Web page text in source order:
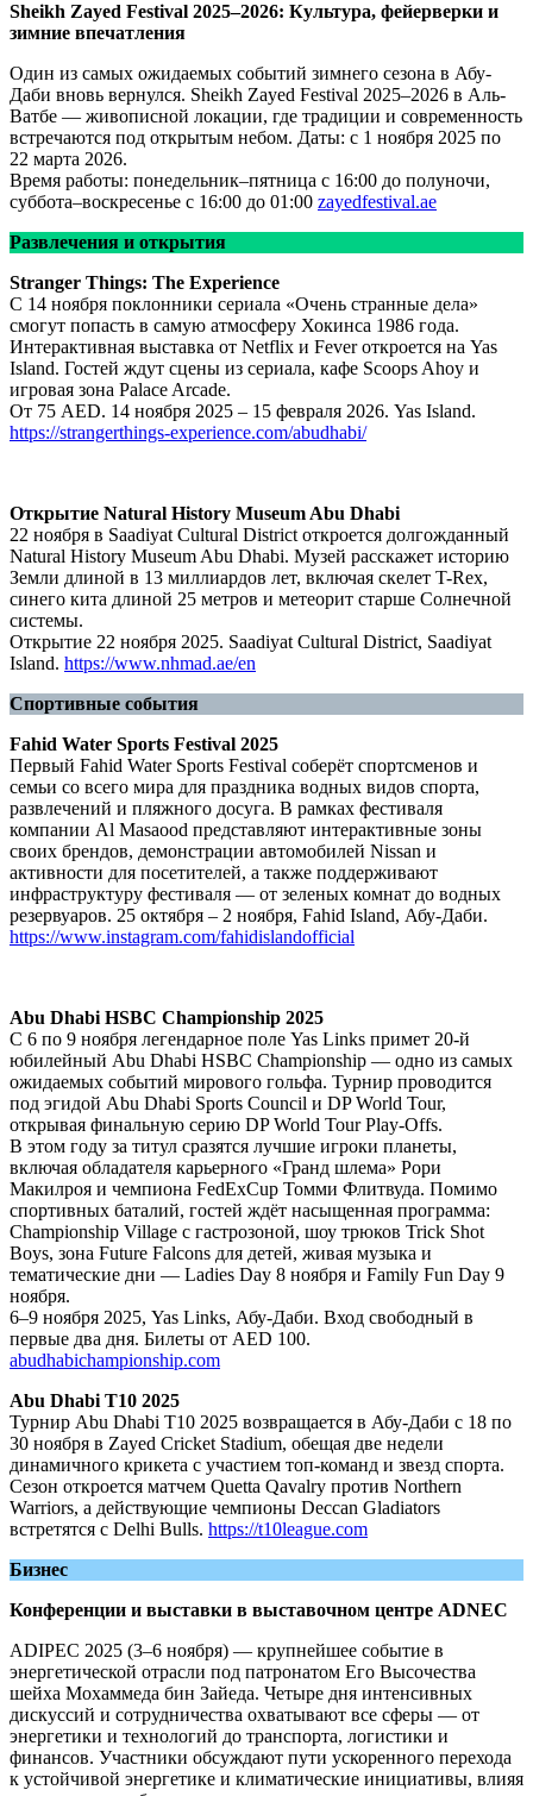
Sheikh Zayed Festival 2025–2026: Культура, фейерверки и
зимние впечатления
Один из самых ожидаемых событий зимнего сезона в Абу-
Даби вновь вернулся. Sheikh Zayed Festival 2025–2026 в Аль-
Ватбе — живописной локации, где традиции и современность
встречаются под открытым небом. Даты: с 1 ноября 2025 по
22 марта 2026.
Время работы: понедельник–пятница с 16:00 до полуночи,
суббота–воскресенье с 16:00 до 01:00 zayedfestival.ae
Развлечения и открытия
Stranger Things: The Experience
С 14 ноября поклонники сериала «Очень странные дела»
смогут попасть в самую атмосферу Хокинса 1986 года.
Интерактивная выставка от Netflix и Fever откроется на Yas
Island. Гостей ждут сцены из сериала, кафе Scoops Ahoy и
игровая зона Palace Arcade.
От 75 AED. 14 ноября 2025 – 15 февраля 2026. Yas Island.
https://strangerthings-experience.com/abudhabi/
Открытие Natural History Museum Abu Dhabi
22 ноября в Saadiyat Cultural District откроется долгожданный
Natural History Museum Abu Dhabi. Музей расскажет историю
Земли длиной в 13 миллиардов лет, включая скелет T-Rex,
синего кита длиной 25 метров и метеорит старше Солнечной
системы.
Открытие 22 ноября 2025. Saadiyat Cultural District, Saadiyat
Island. https://www.nhmad.ae/en
Спортивные события
Fahid Water Sports Festival 2025
Первый Fahid Water Sports Festival соберёт спортсменов и
семьи со всего мира для праздника водных видов спорта,
развлечений и пляжного досуга. В рамках фестиваля
компании Al Masaood представляют интерактивные зоны
своих брендов, демонстрации автомобилей Nissan и
активности для посетителей, а также поддерживают
инфраструктуру фестиваля — от зеленых комнат до водных
резервуаров. 25 октября – 2 ноября, Fahid Island, Абу-Даби.
https://www.instagram.com/fahidislandofficial
Abu Dhabi HSBC Championship 2025
С 6 по 9 ноября легендарное поле Yas Links примет 20-й
юбилейный Abu Dhabi HSBC Championship — одно из самых
ожидаемых событий мирового гольфа. Турнир проводится
под эгидой Abu Dhabi Sports Council и DP World Tour,
открывая финальную серию DP World Tour Play-Offs.
В этом году за титул сразятся лучшие игроки планеты,
включая обладателя карьерного «Гранд шлема» Рори
Макилроя и чемпиона FedExCup Томми Флитвуда. Помимо
спортивных баталий, гостей ждёт насыщенная программа:
Championship Village с гастрозоной, шоу трюков Trick Shot
Boys, зона Future Falcons для детей, живая музыка и
тематические дни — Ladies Day 8 ноября и Family Fun Day 9
ноября.
6–9 ноября 2025, Yas Links, Абу-Даби. Вход свободный в
первые два дня. Билеты от AED 100.
abudhabichampionship.com
Abu Dhabi T10 2025
Турнир Abu Dhabi T10 2025 возвращается в Абу-Даби с 18 по
30 ноября в Zayed Cricket Stadium, обещая две недели
динамичного крикета с участием топ-команд и звезд спорта.
Сезон откроется матчем Quetta Qavalry против Northern
Warriors, а действующие чемпионы Deccan Gladiators
встретятся с Delhi Bulls. https://t10league.com
Бизнес
Конференции и выставки в выставочном центре ADNEC
ADIPEC 2025 (3–6 ноября) — крупнейшее событие в
энергетической отрасли под патронатом Его Высочества
шейха Мохаммеда бин Зайеда. Четыре дня интенсивных
дискуссий и сотрудничества охватывают все сферы — от
энергетики и технологий до транспорта, логистики и
финансов. Участники обсуждают пути ускоренного перехода
к устойчивой энергетике и климатические инициативы, влияя